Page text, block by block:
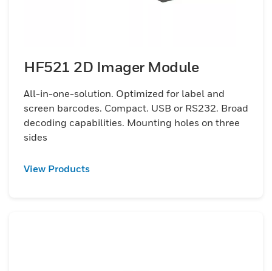
HF521 2D Imager Module
All-in-one-solution. Optimized for label and
screen barcodes. Compact. USB or RS232. Broad
decoding capabilities. Mounting holes on three
sides
View Products